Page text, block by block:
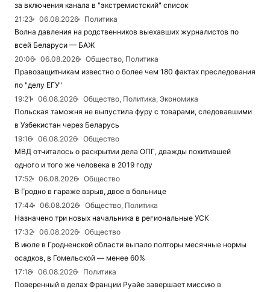
за включения канала в "экстремистский" список
21:23
06.08.2026
Политика
Волна давления на родственников выехавших журналистов по
всей Беларуси — БАЖ
20:06
06.08.2026
Общество, Политика
Правозащитникам известно о более чем 180 фактах преследования
по "делу ЕГУ"
19:21
06.08.2026
Общество, Политика, Экономика
Польская таможня не выпустила фуру с товарами, следовавшими
в Узбекистан через Беларусь
19:16
06.08.2026
Общество
МВД отчиталось о раскрытии дела ОПГ, дважды похитившей
одного и того же человека в 2019 году
17:52
06.08.2026
Общество
В Гродно в гараже взрыв, двое в больнице
17:44
06.08.2026
Общество, Политика
Назначено три новых начальника в региональные УСК
17:32
06.08.2026
Общество
В июле в Гродненской области выпало полторы месячные нормы
осадков, в Гомельской — менее 60%
17:18
06.08.2026
Политика
Поверенный в делах Франции Руайе завершает миссию в